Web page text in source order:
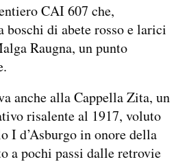
CAI 607 che,
di abete rosso e larici
Raugna, un punto
anche alla Cappella Zita, un
risalente al 1917, voluto
I d’Asburgo in onore della
a pochi passi dalle retrovie